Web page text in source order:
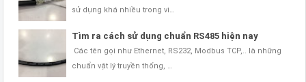
sử dụng khá nhiều trong vi…
Tìm ra cách sử dụng chuẩn RS485 hiện nay
Các tên gọi như Ethernet, RS232, Modbus TCP,.. là những
chuẩn vật lý truyền thống, …